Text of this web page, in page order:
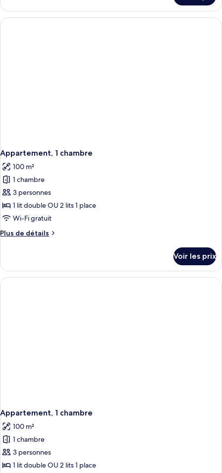
chambre
le
type
de
Appartement, 1 chambre
100 m²
1 chambre
3 personnes
1 lit double OU 2 lits 1 place
Wi-Fi gratuit
Plus de détails
Plus
le
type
de
Voir les prix
Appartement, 1 chambre
100 m²
1 chambre
3 personnes
1 lit double OU 2 lits 1 place